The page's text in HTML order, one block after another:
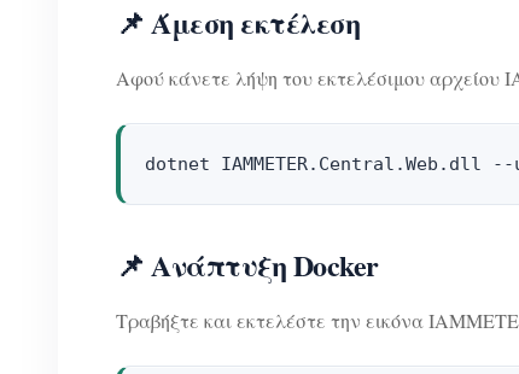
📌 Άμεση εκτέλεση
Αφού κάνετε λήψη του εκτελέσιμου αρχείου
dotnet
📌 Ανάπτυξη Docker
Τραβήξτε και εκτελέστε την εικόνα